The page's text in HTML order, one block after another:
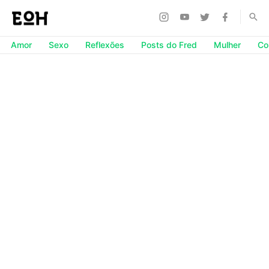
Amor Sexo Reflexões Posts do Fred Mulher